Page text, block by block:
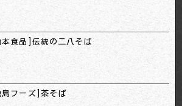
本食品]伝統の二八そば
島フーズ]茶そば